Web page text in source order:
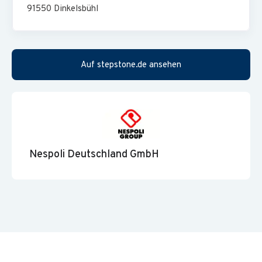
oder eine kaufmännische Ausbildung mit Weiterbildung
zum geprüften Bilanzbuchhalter (m/w/d)
Sehr gute Kenntnisse im deutschen Handelsrecht (HGB);
IFRS-Kenntnisse sind von Vorteil
Sehr gute Excel-Kenntnisse sowie ein sicherer Umgang mit
91550 Dinkelsbühl
Auf stepstone.de ansehen
Nespoli Deutschland GmbH